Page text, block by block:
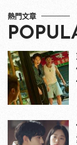
熱門文章